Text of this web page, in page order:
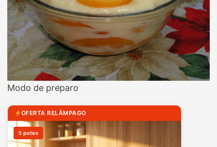
Modo de preparo
OFERTA RELÂMPAGO
5 potes